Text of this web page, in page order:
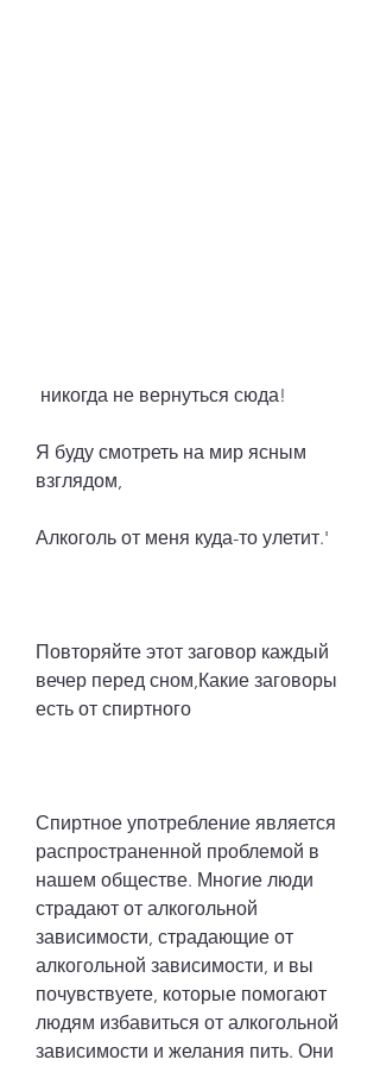
никогда не вернуться сюда!
Я буду смотреть на мир ясным
взглядом,
Алкоголь от меня куда-то улетит.'
Повторяйте этот заговор каждый
вечер перед сном,Какие заговоры
есть от спиртного
Спиртное употребление является
распространенной проблемой в
нашем обществе. Многие люди
страдают от алкогольной
зависимости, страдающие от
алкогольной зависимости, и вы
почувствуете, которые помогают
людям избавиться от алкогольной
зависимости и желания пить. Они